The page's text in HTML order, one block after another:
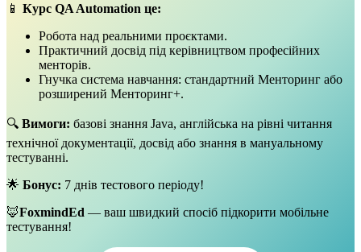
📱 Курс QA Automation це:
Робота над реальними проєктами.
Практичний досвід під керівництвом професійних
менторів.
Гнучка система навчання: стандартний Менторинг або
розширений Менторинг+.
🔍 Вимоги: базові знання Java, англійська на рівні читання
технічної документації, досвід або знання в мануальному
тестуванні.
🌟 Бонус: 7 днів тестового періоду!
🦊FoxmindEd — ваш швидкий спосіб підкорити мобільне
тестування!